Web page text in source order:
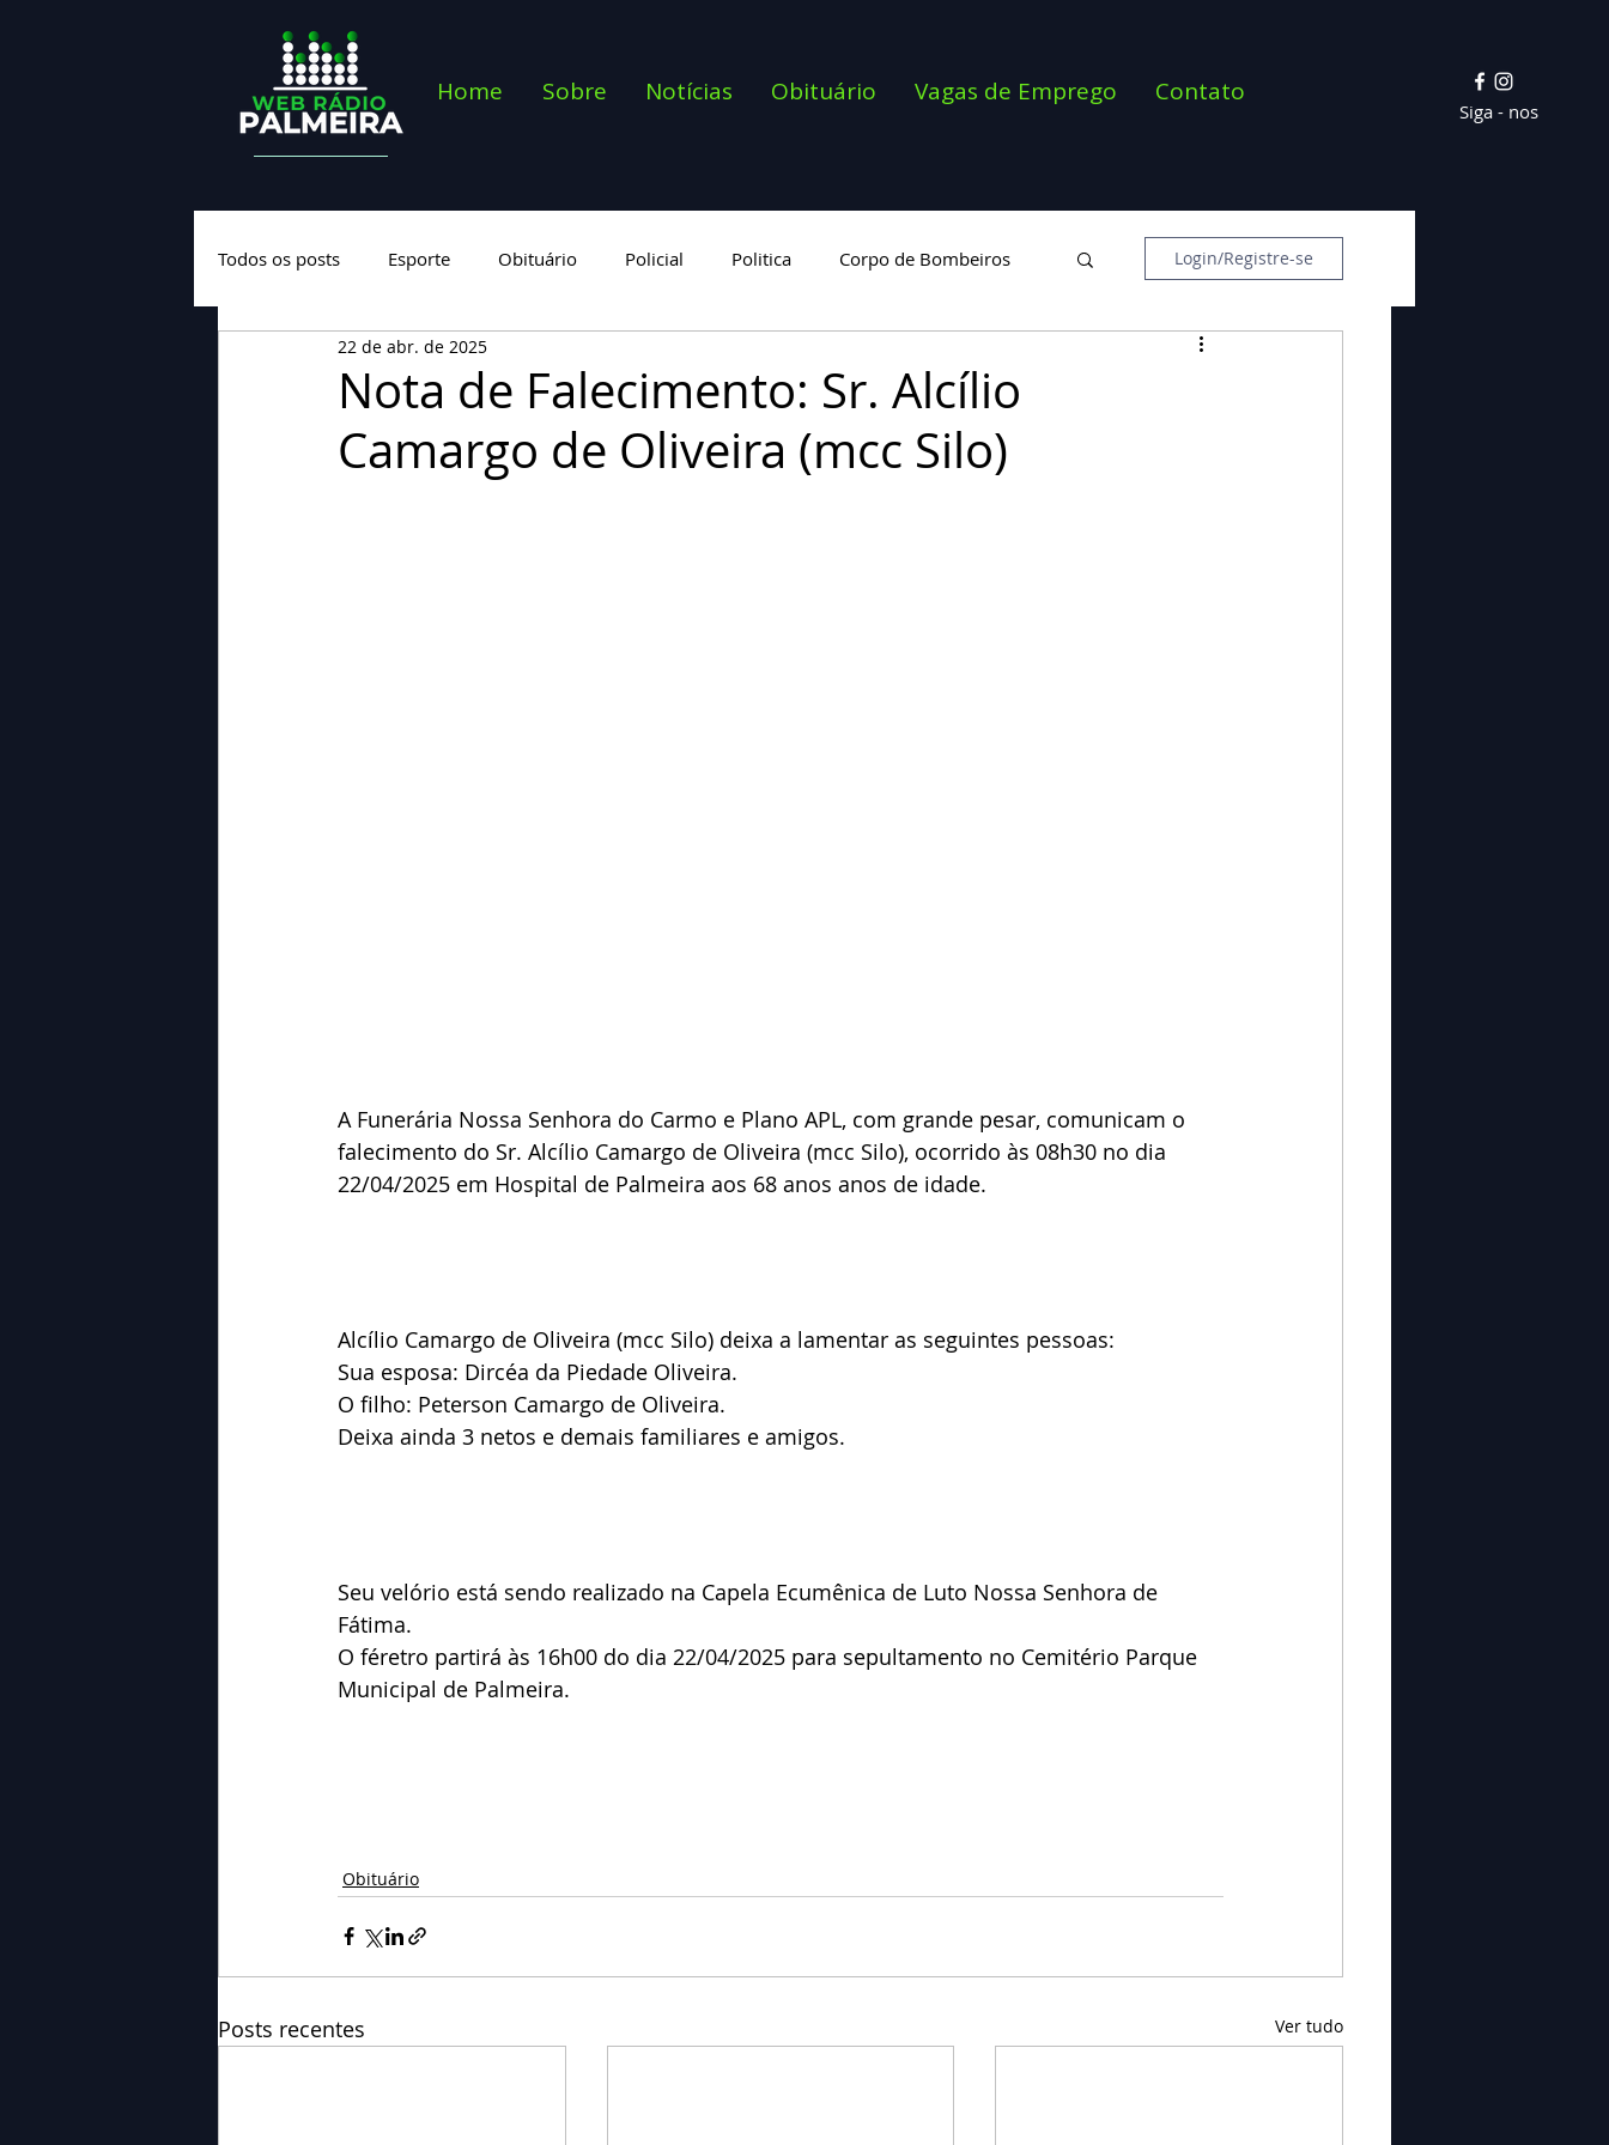
Home Sobre Notícias Obituário Vagas de Emprego Contato
Siga - nos
Todos os posts Esporte Obituário Policial Politica Corpo de Bombeiros
Geral Nova categoria
Login/Registre-se
Nota de Falecimento: Sr. Alcílio
Camargo de Oliveira (mcc Silo)
22 de abr. de 2025
A Funerária Nossa Senhora do Carmo e Plano APL, com grande pesar, comunicam o
falecimento do Sr. Alcílio Camargo de Oliveira (mcc Silo), ocorrido às 08h30 no dia
22/04/2025 em Hospital de Palmeira aos 68 anos anos de idade.
Alcílio Camargo de Oliveira (mcc Silo) deixa a lamentar as seguintes pessoas:
Sua esposa: Dircéa da Piedade Oliveira.
O filho: Peterson Camargo de Oliveira.
Deixa ainda 3 netos e demais familiares e amigos.
Seu velório está sendo realizado na Capela Ecumênica de Luto Nossa Senhora de
Fátima.
O féretro partirá às 16h00 do dia 22/04/2025 para sepultamento no Cemitério Parque
Municipal de Palmeira.
Obituário
Posts recentes Ver tudo